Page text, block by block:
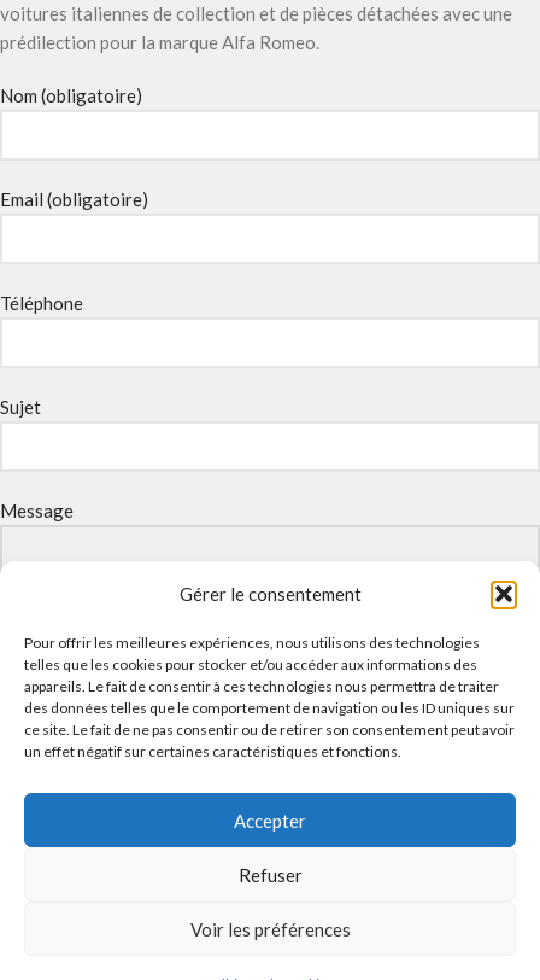
Gérer le consentement
Pour offrir les meilleures expériences, nous utilisons des technologies
telles que les cookies pour stocker et/ou accéder aux informations des
appareils. Le fait de consentir à ces technologies nous permettra de traiter
des données telles que le comportement de navigation ou les ID uniques sur
ce site. Le fait de ne pas consentir ou de retirer son consentement peut avoir
un effet négatif sur certaines caractéristiques et fonctions.
Accepter
Refuser
Voir les préférences
voitures italiennes de collection et de pièces détachées avec une
prédilection pour la marque Alfa Romeo.
Nom (obligatoire)
Email (obligatoire)
Téléphone
Sujet
Message
J'accepte laPolitique de confidentialitéde ce site.